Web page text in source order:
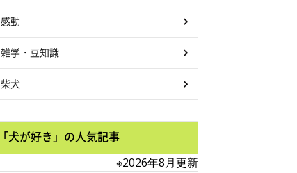
感動
雑学・豆知識
柴犬
「犬が好き」の人気記事
※2026年8月更新